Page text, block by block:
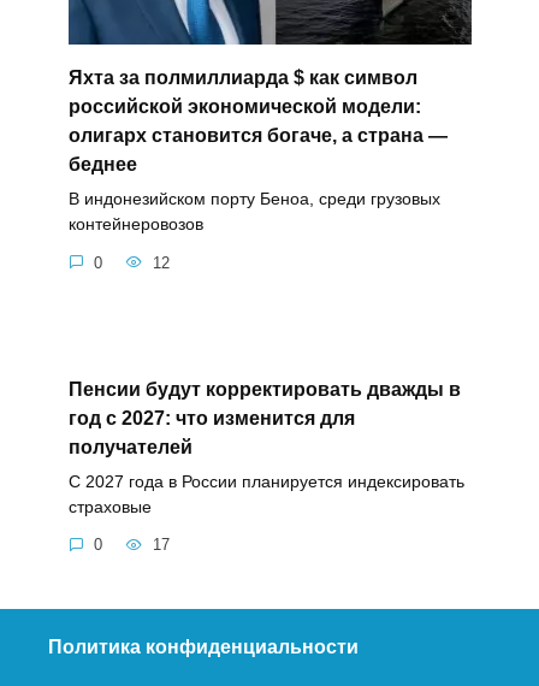
Яхта за полмиллиарда $ как символ
российской экономической модели:
олигарх становится богаче, а страна —
беднее
В индонезийском порту Беноа, среди грузовых
контейнеровозов
0 12
Пенсии будут корректировать дважды в
год с 2027: что изменится для
получателей
С 2027 года в России планируется индексировать
страховые
0 17
Политика конфиденциальности